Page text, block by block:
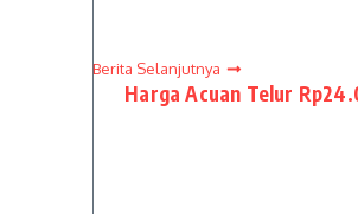
Berita Selanjutnya
Harga Acuan Telur